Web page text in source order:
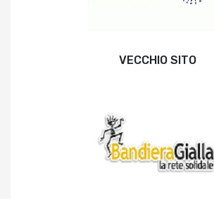
VECCHIO SITO